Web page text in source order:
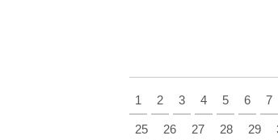
1 2 3 4 5 6 7
25 26 27 28 29